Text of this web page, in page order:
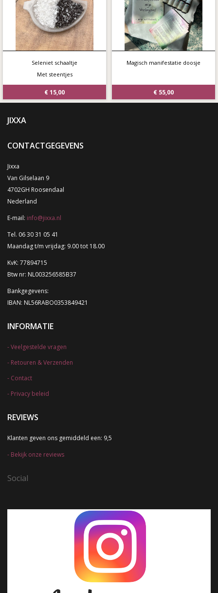
Seleniet schaaltje
Met steentjes
€ 15,00
Magisch manifestatie doosje
€ 55,00
JIXXA
CONTACTGEGEVENS
Jixxa
Van Gilselaan 9
4702GH Roosendaal
Nederland
E-mail: info@jixxa.nl
Tel. 06 30 31 05 41
Maandag t/m vrijdag: 9.00 tot 18.00
KvK: 77894715
Btw nr: NL003256585B37
Bankgegevens:
IBAN: NL56RABO0353849421
INFORMATIE
Veelgestelde vragen
Retouren & Verzenden
Contact
Privacy beleid
REVIEWS
Klanten geven ons gemiddeld een: 9,5
Bekijk onze reviews
Social